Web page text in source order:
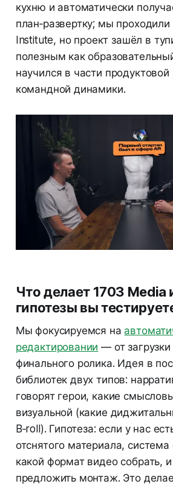
кухню и автоматически
план‑развертку; мы
Institute, но проект зашёл в
полезным как
научился в части
командной динамики.
Что делает 1703 Media
гипотезы вы
Мы фокусируемся на
редактировании — от
финального ролика. Идея в
библиотек двух типов:
говорят герои, какие
визуальной (какие
B‑roll). Гипотеза: если у нас
отснятого материала,
какой формат видео собрать,
предложить монтаж. Это